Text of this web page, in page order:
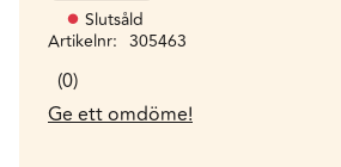
Slutsåld
Artikelnr
305463
0
Ge ett omdöme!